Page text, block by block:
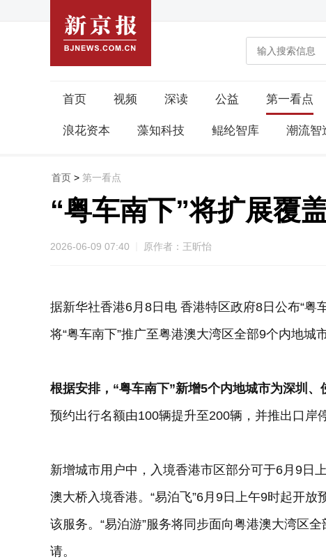
首页 视频 深读 公益 第一看点
浪花资本 藻知科技 鲲纶智库 潮流智
首页 > 第一看点
“粤车南下”将扩展覆
2026-06-09 07:40 原作者：王昕怡
据新华社香港6月8日电 香港特区政府8日公布“粤
将“粤车南下”推广至粤港澳大湾区全部9个内地城
根据安排，“粤车南下”新增5个内地城市为深圳、
预约出行名额由100辆提升至200辆，并推出口岸
新增城市用户中，入境香港市区部分可于6月9日
澳大桥入境香港。“易泊飞”6月9日上午9时起开
该服务。“易泊游”服务将同步面向粤港澳大湾区
请。